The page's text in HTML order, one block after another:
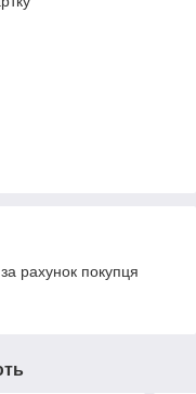
рахунок покупця